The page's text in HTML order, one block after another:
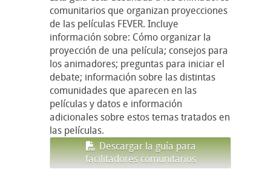
comunitarios que organizan proyecciones
de las películas FEVER. Incluye
información sobre: Cómo organizar la
proyección de una película; consejos para
los animadores; preguntas para iniciar el
debate; información sobre las distintas
comunidades que aparecen en las
películas y datos e información
adicionales sobre estos temas tratados en
las películas.
Descargar la guía para
facilitadores comunitarios